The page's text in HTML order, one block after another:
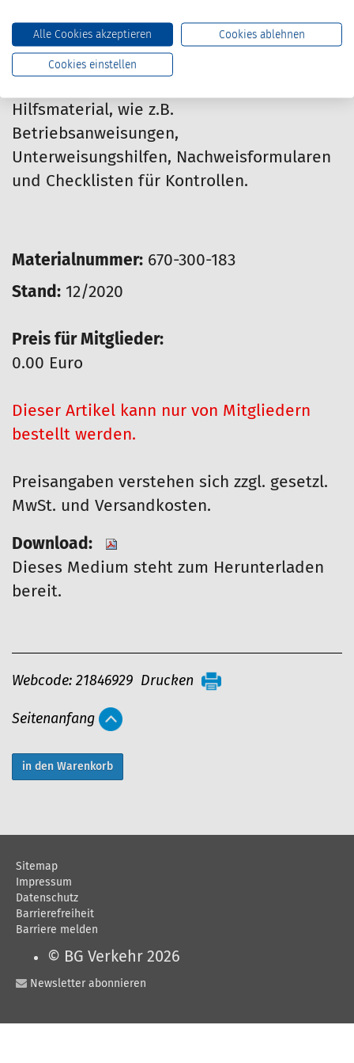
redaktionellen Teil mit verständlichen
Basisinformationen und einen Serviceteil
Hilfsmaterial, wie z.B.
Betriebsanweisungen,
Unterweisungshilfen, Nachweisformularen
und Checklisten für Kontrollen.
Materialnummer: 670-300-183
Stand: 12/2020
Preis für Mitglieder:
0.00 Euro
Dieser Artikel kann nur von Mitgliedern
bestellt werden.
Preisangaben verstehen sich zzgl. gesetzl.
MwSt. und Versandkosten.
Download:
Dieses Medium steht zum Herunterladen
bereit.
A
t
i
k
t
e
Webcode: 21846929 Drucken
Seitenanfang
Sitemap
Impressum
Datenschutz
Barrierefreiheit
Barriere melden
© BG Verkehr 2026
Newsletter abonnieren
Alle Cookies akzeptieren Cookies ablehnen
Cookies einstellen